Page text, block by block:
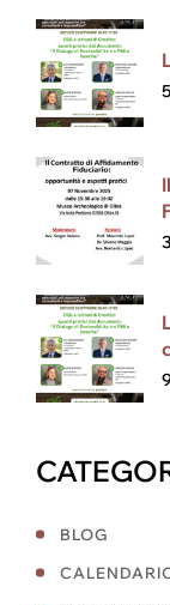
BLOG